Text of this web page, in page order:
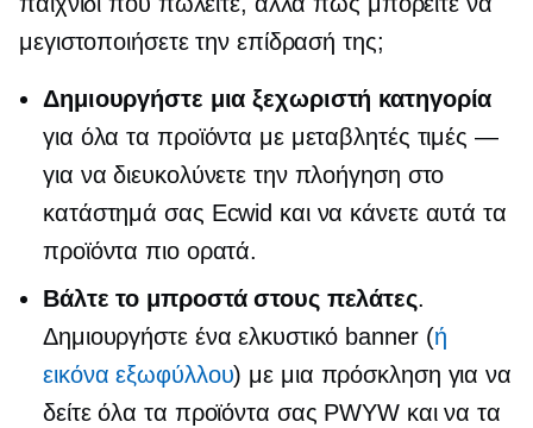
μεγιστοποιήσετε την επίδρασή της;
Δημιουργήστε μια ξεχωριστή κατηγορία
για όλα τα προϊόντα με μεταβλητές τιμές —
για να διευκολύνετε την πλοήγηση στο
κατάστημά σας Ecwid και να κάνετε αυτά τα
προϊόντα πιο ορατά.
Βάλτε το μπροστά στους πελάτες.
Δημιουργήστε ένα ελκυστικό banner (ή
εικόνα εξωφύλλου) με μια πρόσκληση για να
δείτε όλα τα προϊόντα σας PWYW και να τα